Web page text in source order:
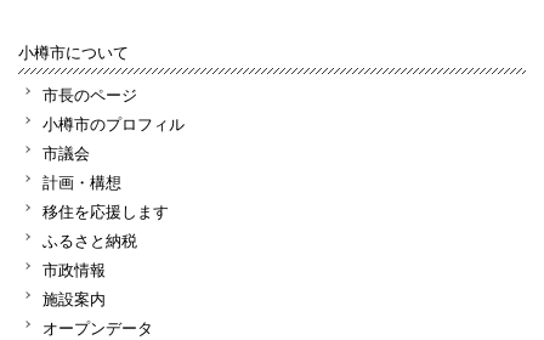
小樽市について
市長のページ
小樽市のプロフィル
市議会
計画・構想
移住を応援します
ふるさと納税
市政情報
施設案内
オープンデータ